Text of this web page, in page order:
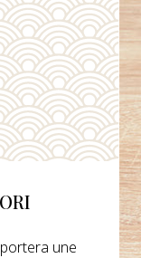
une